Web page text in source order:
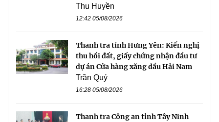
Thu Huyền
12:42 05/08/2026
Thanh tra tỉnh Hưng Yên: Kiến nghị
thu hồi đất, giấy chứng nhận đầu tư
dự án Cửa hàng xăng dầu Hải Nam
Trần Quý
16:28 05/08/2026
Thanh tra Công an tỉnh Tây Ninh